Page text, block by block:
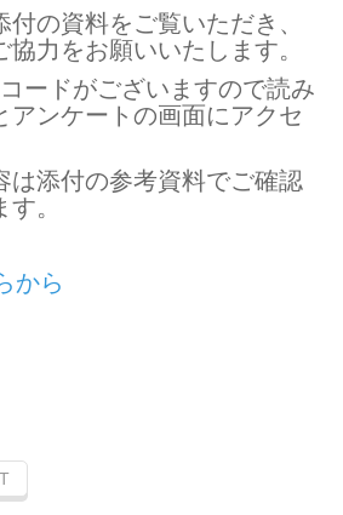
の資料をご覧いただき、
力をお願いいたします。
コードがございますので読み
アンケートの画面にアクセ
は添付の参考資料でご確認
。
から